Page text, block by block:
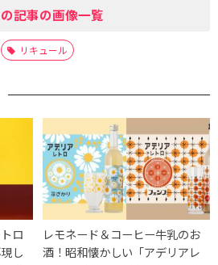
記事の画像一覧
リキュール
ロ
し
レモネード＆コーヒー牛乳のお
酒！昭和懐かしい「アデリアレ